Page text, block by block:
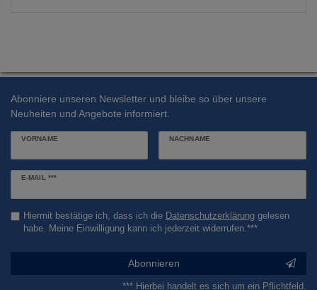
Abonniere unseren Newsletter und bleibe so über unsere
Neuheiten und Angebote informiert.
VORNAME NACHNAME
E-MAIL ***
Newsletter
Hiermit bestätige ich, dass ich die Daten­schutz­erklärunggelesen
habe. Meine Einwilligung kann ich jederzeit widerrufen.***
Abonnieren
*** Hierbei handelt es sich um ein Pflichtfeld.